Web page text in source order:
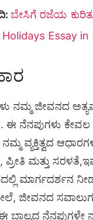
ಬೇಸಿಗೆ ರಜೆಯ
Essay in
ನಮ್ಮ ಜೀವನದ
ಈ ನೆನಪುಗಳು
ವ್ಯಕ್ತಿತ್ವದ
ಮತ್ತು
ಮಾರ್ಗದರ್ಶನ
ಜೀವನದ
ಬಾಲ್ಯದ ನೆನಪುಗಳೇ